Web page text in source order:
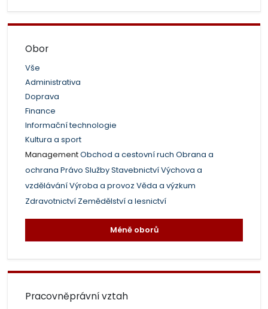
Obor
Vše
Administrativa
Doprava
Finance
Informační technologie
Kultura a sport
ManagementObchod a cestovní ruch Obrana a
ochrana Právo SlužbyStavebnictvíVýchova a
vzděláváníVýroba a provoz Věda a výzkum
Zdravotnictví Zemědělství a lesnictví
Méně oborů
Pracovněprávní vztah